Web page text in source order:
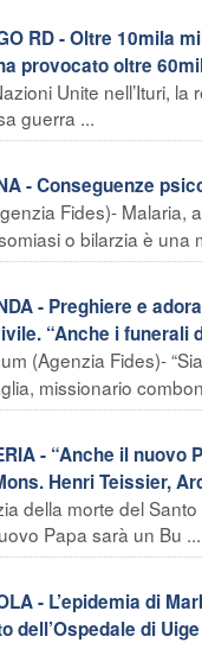
RD - Oltre 10mila
provocato oltre
Unite nell’Ituri,
guerra ...
- Conseguenze
Fides)- Malaria,
o bilarzia è una
- Preghiere e
“Anche i funerali
(Agenzia Fides)-
missionario
- “Anche il
Henri Teissier,
della morte del
Papa sarà un Bu ...
- L’epidemia di
dell’Ospedale di Uige